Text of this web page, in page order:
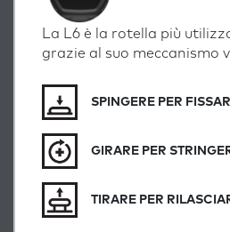
La L6 è la rotella più
grazie al suo meccanismo
SPINGERE PER
GIRARE PER
TIRARE PER